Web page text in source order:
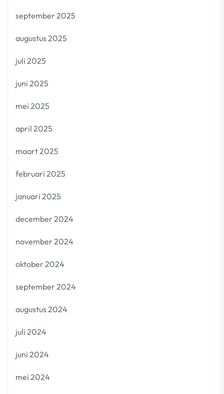
september 2025
augustus 2025
juli 2025
juni 2025
mei 2025
april 2025
maart 2025
februari 2025
januari 2025
december 2024
november 2024
oktober 2024
september 2024
augustus 2024
juli 2024
juni 2024
mei 2024